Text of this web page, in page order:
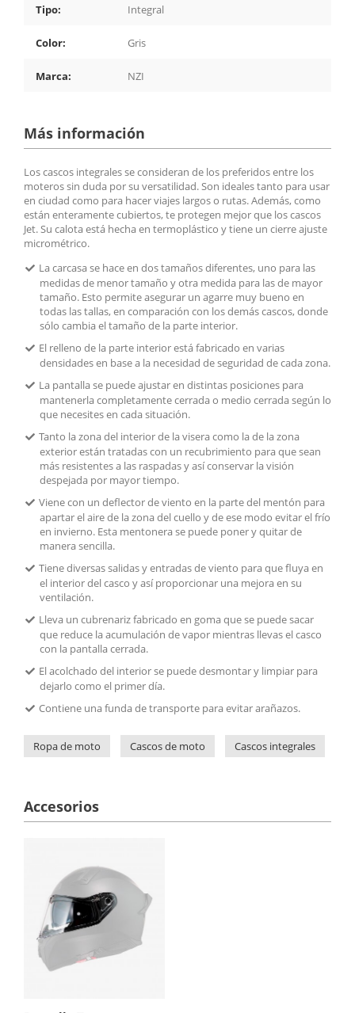
Tipo: Integral
Color: Gris
Marca: NZI
Más información
Los cascos integrales se consideran de los preferidos entre los
moteros sin duda por su versatilidad. Son ideales tanto para usar
en ciudad como para hacer viajes largos o rutas. Además, como
están enteramente cubiertos, te protegen mejor que los cascos
Jet. Su calota está hecha en termoplástico y tiene un cierre ajuste
micrométrico.
La carcasa se hace en dos tamaños diferentes, uno para las
medidas de menor tamaño y otra medida para las de mayor
tamaño. Esto permite asegurar un agarre muy bueno en
todas las tallas, en comparación con los demás cascos, donde
sólo cambia el tamaño de la parte interior.
El relleno de la parte interior está fabricado en varias
densidades en base a la necesidad de seguridad de cada zona.
La pantalla se puede ajustar en distintas posiciones para
mantenerla completamente cerrada o medio cerrada según lo
que necesites en cada situación.
Tanto la zona del interior de la visera como la de la zona
exterior están tratadas con un recubrimiento para que sean
más resistentes a las raspadas y así conservar la visión
despejada por mayor tiempo.
Viene con un deflector de viento en la parte del mentón para
apartar el aire de la zona del cuello y de ese modo evitar el frío
en invierno. Esta mentonera se puede poner y quitar de
manera sencilla.
Tiene diversas salidas y entradas de viento para que fluya en
el interior del casco y así proporcionar una mejora en su
ventilación.
Lleva un cubrenariz fabricado en goma que se puede sacar
que reduce la acumulación de vapor mientras llevas el casco
con la pantalla cerrada.
El acolchado del interior se puede desmontar y limpiar para
dejarlo como el primer día.
Contiene una funda de transporte para evitar arañazos.
Ropa de moto Cascos de moto Cascos integrales
Accesorios